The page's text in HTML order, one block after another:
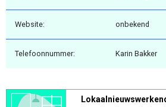
Website: onbekend
Telefoonnummer: Karin Bakker